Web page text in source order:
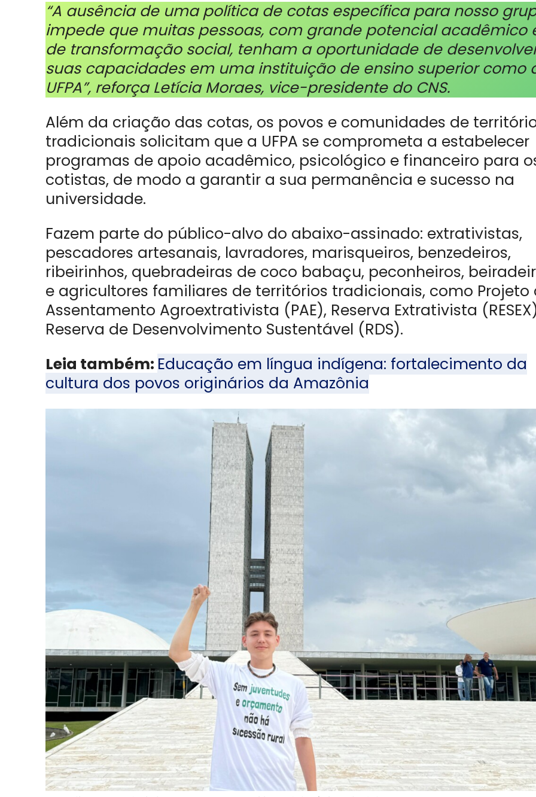
“A ausência de uma política de cotas específica para nosso
impede que muitas pessoas, com grande potencial acadêmico
de transformação social, tenham a oportunidade de
suas capacidades em uma instituição de ensino superior como
UFPA”, reforça Letícia Moraes, vice-presidente do CNS.
Além da criação das cotas, os povos e comunidades de
tradicionais solicitam que a UFPA se comprometa a estabelecer
programas de apoio acadêmico, psicológico e financeiro para
cotistas, de modo a garantir a sua permanência e sucesso na
universidade.
Fazem parte do público-alvo do abaixo-assinado: extrativistas,
pescadores artesanais, lavradores, marisqueiros, benzedeiros,
ribeirinhos, quebradeiras de coco babaçu, peconheiros,
e agricultores familiares de territórios tradicionais, como Projeto
Assentamento Agroextrativista (PAE), Reserva Extrativista
Reserva de Desenvolvimento Sustentável (RDS).
Leia também: Educação em língua indígena: fortalecimento da
cultura dos povos originários da Amazônia